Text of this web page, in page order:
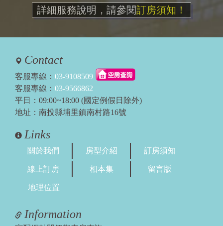
詳細服務說明，請參閱訂房須知！
Contact
客服專線： 03-9108509
客服專線： 03-9566862
平日：09:00~18:00 (國定例假日除外)
地址：南投縣埔里鎮南村路16號
Links
關於我們 房型介紹 訂房須知
線上訂房 相本集 留言版
地理位置
Information